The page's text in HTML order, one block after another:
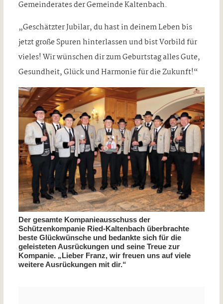
Gemeinderates der Gemeinde Kaltenbach.
„Geschätzter Jubilar, du hast in deinem Leben bis
jetzt große Spuren hinterlassen und bist Vorbild für
vieles! Wir wünschen dir zum Geburtstag alles Gute,
Gesundheit, Glück und Harmonie für die Zukunft!“
Der gesamte Kompanieausschuss der
Schützenkompanie Ried-Kaltenbach überbrachte
beste Glückwünsche und bedankte sich für die
geleisteten Ausrückungen und seine Treue zur
Kompanie. „Lieber Franz, wir freuen uns auf viele
weitere Ausrückungen mit dir.“